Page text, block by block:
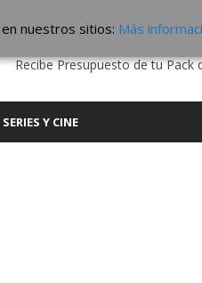
EDITA TU DISCO
Recibe Presupuesto de tu Pack
SERIES Y CINE
nuestros sitios: Más